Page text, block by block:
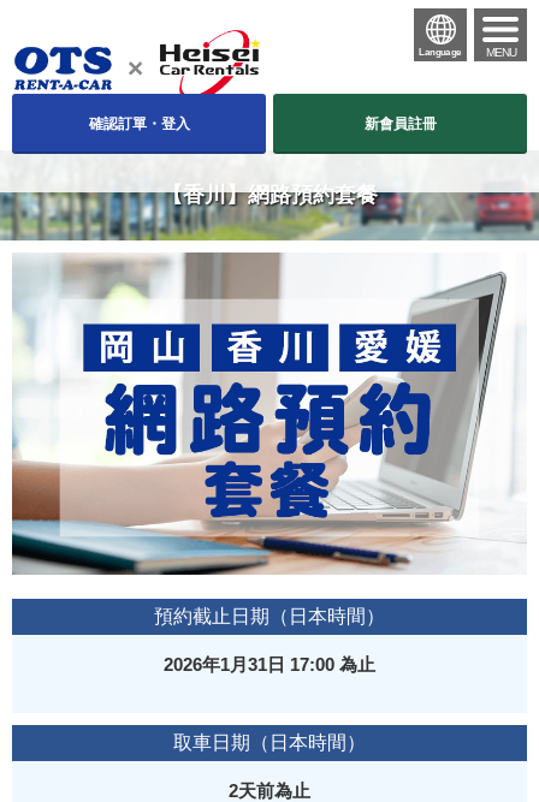
確認訂單・登入 新會員註冊
Language MENU
【香川】網路預約套餐
預約截止日期（日本時間）
2026年1月31日 17:00 為止
取車日期（日本時間）
2天前為止